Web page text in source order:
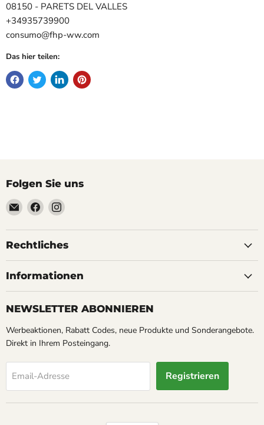
08150 - PARETS DEL VALLES
+34935739900
consumo@fhp-ww.com
Das hier teilen:
Folgen Sie uns
Email
Soyoucheck
Großvertrieb
&
Finden
Sie
uns
auf
Finden
uns
auf
Rechtliches
Informationen
NEWSLETTER ABONNIEREN
Werbeaktionen, Rabatt Codes, neue Produkte und Sonderangebote.
Direkt in Ihrem Posteingang.
Email-Adresse Registrieren